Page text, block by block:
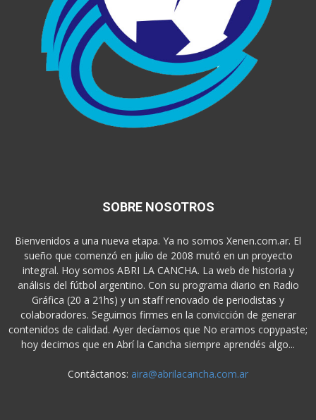
SOBRE NOSOTROS
Bienvenidos a una nueva etapa. Ya no somos Xenen.com.ar. El
sueño que comenzó en julio de 2008 mutó en un proyecto
integral. Hoy somos ABRI LA CANCHA. La web de historia y
análisis del fútbol argentino. Con su programa diario en Radio
Gráfica (20 a 21hs) y un staff renovado de periodistas y
colaboradores. Seguimos firmes en la convicción de generar
contenidos de calidad. Ayer decíamos que No eramos copypaste;
hoy decimos que en Abrí la Cancha siempre aprendés algo...
Contáctanos: aira@abrilacancha.com.ar